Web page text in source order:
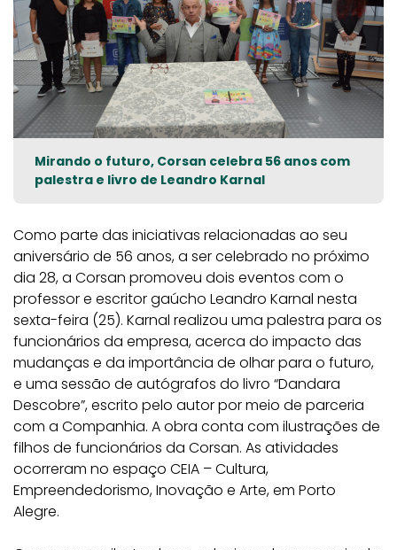
Mirando o futuro, Corsan celebra 56 anos com
palestra e livro de Leandro Karnal
Como parte das iniciativas relacionadas ao seu
aniversário de 56 anos, a ser celebrado no próximo
dia 28, a Corsan promoveu dois eventos com o
professor e escritor gaúcho Leandro Karnal nesta
sexta-feira (25). Karnal realizou uma palestra para os
funcionários da empresa, acerca do impacto das
mudanças e da importância de olhar para o futuro,
e uma sessão de autógrafos do livro “Dandara
Descobre”, escrito pelo autor por meio de parceria
com a Companhia. A obra conta com ilustrações de
filhos de funcionários da Corsan. As atividades
ocorreram no espaço CEIA – Cultura,
Empreendedorismo, Inovação e Arte, em Porto
Alegre.